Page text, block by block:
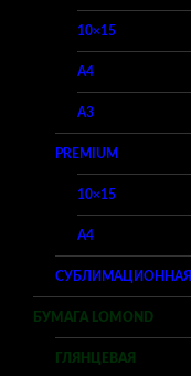
10×15
A4
A3
PREMIUM
10×15
A4
СУБЛИМАЦИОННАЯ
БУМАГА LOMOND
ГЛЯНЦЕВАЯ